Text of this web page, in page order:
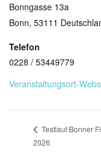
Bonngasse 13a
Bonn, 53111
Telefon
0228 / 53449779
Veranstaltungsort-
Testlauf Bonner
2026